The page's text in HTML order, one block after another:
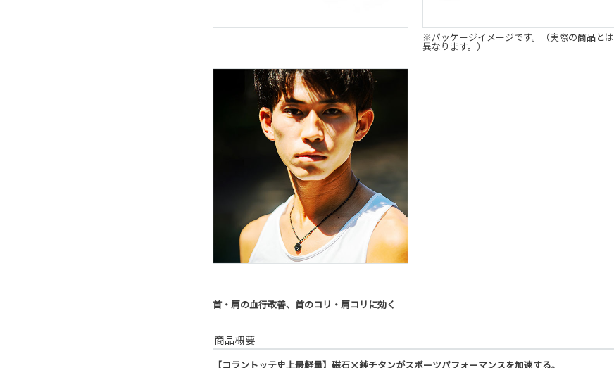
※パッケージイメージです。（実際の商品とは
異なります。）
首・肩の血行改善、首のコリ・肩コリに効く
商品概要
【コラントッテ史上最軽量】磁石×純チタンがスポーツパフォーマンスを加速する。